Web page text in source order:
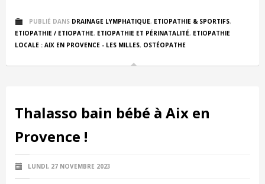
PUBLIÉ DANS DRAINAGE LYMPHATIQUE, ETIOPATHIE & SPORTIFS,
ETIOPATHIE / ETIOPATHE, ETIOPATHIE ET PÉRINATALITÉ, ETIOPATHIE
LOCALE : AIX EN PROVENCE - LES MILLES, OSTÉOPATHE
Thalasso bain bébé à Aix en
Provence !
LUNDI, 27 NOVEMBRE 2023